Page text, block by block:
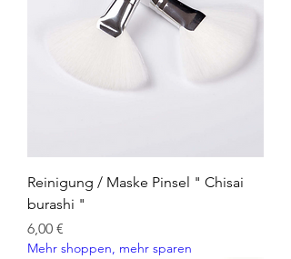
Reinigung / Maske Pinsel " Chisai
burashi "
Preis
6,00 €
Mehr shoppen, mehr sparen